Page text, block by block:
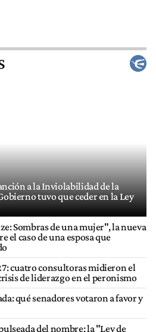
a la Inviolabilidad de la
tuvo que ceder en la Ley
Sombras de una mujer", la nueva
el caso de una esposa que
cuatro consultoras midieron el
de liderazgo en el peronismo
qué senadores votaron a favor y
del nombre: la "Ley de